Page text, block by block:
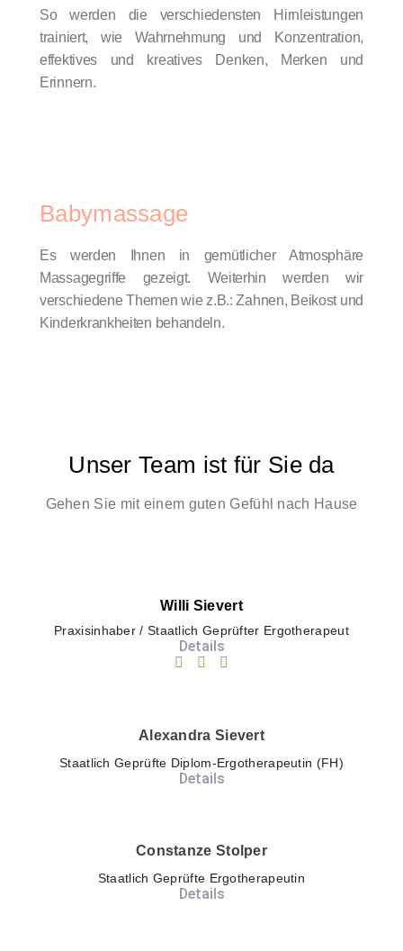
So werden die verschiedensten Hirnleistungen
trainiert, wie Wahrnehmung und Konzentration,
effektives und kreatives Denken, Merken und
Erinnern.
Babymassage
Es werden Ihnen in gemütlicher Atmosphäre
Massagegriffe gezeigt. Weiterhin werden wir
verschiedene Themen wie z.B.: Zahnen, Beikost und
Kinderkrankheiten behandeln.
Unser Team ist für Sie da
Gehen Sie mit einem guten Gefühl nach Hause
Willi Sievert
Praxisinhaber / Staatlich Geprüfter Ergotherapeut
Details
Alexandra Sievert
Staatlich Geprüfte Diplom-Ergotherapeutin (FH)
Details
Constanze Stolper
Staatlich Geprüfte Ergotherapeutin
Details